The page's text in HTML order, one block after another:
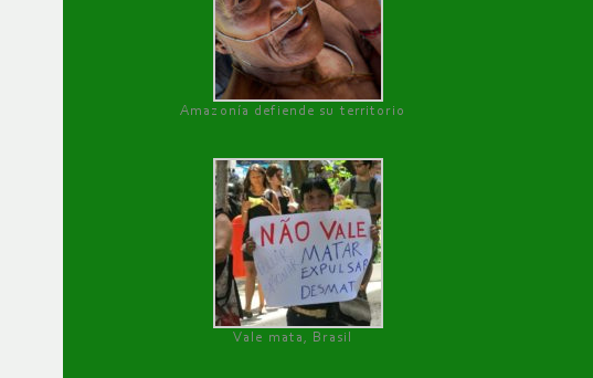
Amazonía defiende su territorio
Vale mata, Brasil